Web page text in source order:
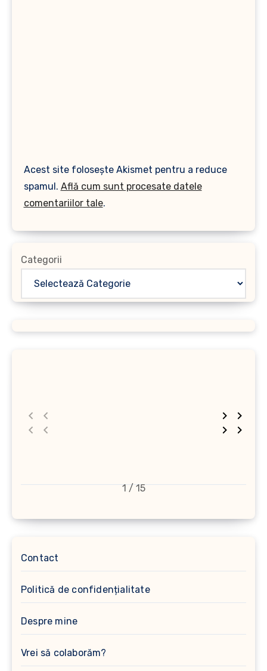
Acest site folosește Akismet pentru a reduce
spamul. Află cum sunt procesate datele
comentariilor tale.
Categorii
1 / 15
Contact
Politică de confidențialitate
Despre mine
Vrei să colaborăm?